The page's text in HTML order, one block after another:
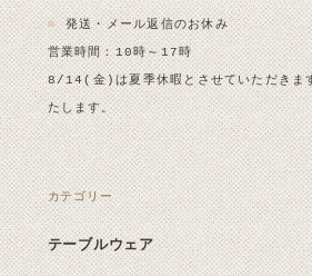
■発送・メール返信のお休み
営業時間：10時～17時
8/14(金)は夏季休暇とさせていただきま
たします。
カテゴリー
テーブルウェア